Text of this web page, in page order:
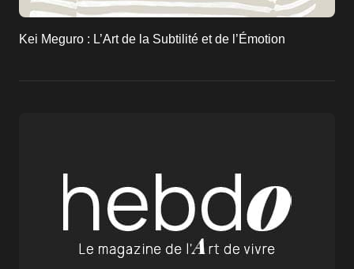
Kei Meguro : L’Art de la Subtilité et de l’Émotion